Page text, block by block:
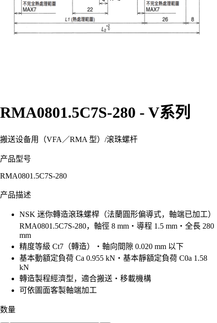
RMA0801.5C7S-280 - V系列
搬送设备用（VFA／RMA 型） /滚珠螺杆
产品型号
RMA0801.5C7S-280
产品描述
NSK 迷你轉造滾珠螺桿（法蘭圓形偏導式，軸端已加工）
RMA0801.5C7S-280，軸徑 8 mm・導程 1.5 mm・全長 280
mm
精度等級 Ct7（轉造）・軸向間隙 0.020 mm 以下
基本動額定負荷 Ca 0.955 kN・基本靜額定負荷 C0a 1.58
kN
轉造製程經濟型，適合搬送・移載機構
可依圖面客製軸端加工
数量